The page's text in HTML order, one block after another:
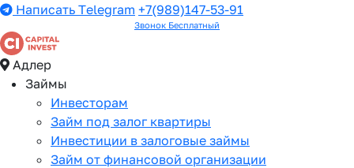
Написать Telegram +7(989)147-53-91
Звонок Бесплатный
Адлер
Займы
Инвесторам
Займ под залог квартиры
Инвестиции в залоговые займы
Займ от финансовой организации